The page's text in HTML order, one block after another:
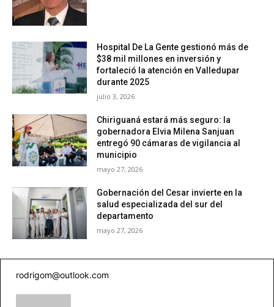
Hospital De La Gente gestionó más de
$38 mil millones en inversión y
fortaleció la atención en Valledupar
durante 2025
julio 3, 2026
Chiriguaná estará más seguro: la
gobernadora Elvia Milena Sanjuan
entregó 90 cámaras de vigilancia al
municipio
mayo 27, 2026
Gobernación del Cesar invierte en la
salud especializada del sur del
departamento
mayo 27, 2026
rodrigom@outlook.com